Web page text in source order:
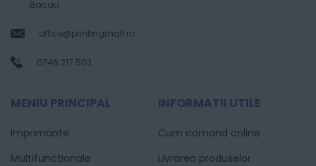
Bacau
office@printingmall.ro
0746.217.503
MENIU PRINCIPAL
Imprimante
Multifunctionale
INFORMATII UTILE
Cum comand online
Livrarea produselor